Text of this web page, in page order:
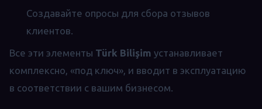
Создавайте опросы для сбора отзывов
клиентов.
Все эти элементы Türk Bilişim устанавливает
комплексно, «под ключ», и вводит в эксплуатацию
в соответствии с вашим бизнесом.